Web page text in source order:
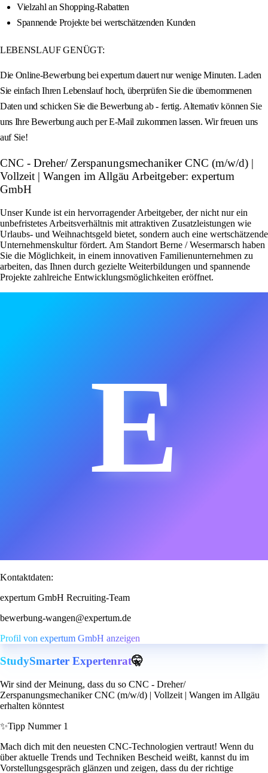
Vielzahl an Shopping-Rabatten
Spannende Projekte bei wertschätzenden Kunden
LEBENSLAUF GENÜGT:
Die Online-Bewerbung bei expertum dauert nur wenige Minuten. Laden
Sie einfach Ihren Lebenslauf hoch, überprüfen Sie die übernommenen
Daten und schicken Sie die Bewerbung ab - fertig. Alternativ können Sie
uns Ihre Bewerbung auch per E-Mail zukommen lassen. Wir freuen uns
auf Sie!
CNC - Dreher/ Zerspanungsmechaniker CNC (m/w/d) |
Vollzeit | Wangen im Allgäu Arbeitgeber: expertum
GmbH
Unser Kunde ist ein hervorragender Arbeitgeber, der nicht nur ein
unbefristetes Arbeitsverhältnis mit attraktiven Zusatzleistungen wie
Urlaubs- und Weihnachtsgeld bietet, sondern auch eine wertschätzende
Unternehmenskultur fördert. Am Standort Berne / Wesermarsch haben
Sie die Möglichkeit, in einem innovativen Familienunternehmen zu
arbeiten, das Ihnen durch gezielte Weiterbildungen und spannende
Projekte zahlreiche Entwicklungsmöglichkeiten eröffnet.
E
Kontaktdaten:
expertum GmbH Recruiting-Team
bewerbung-wangen@expertum.de
Profil von expertum GmbH anzeigen
StudySmarter Expertenrat🤫
Wir sind der Meinung, dass du so CNC - Dreher/
Zerspanungsmechaniker CNC (m/w/d) | Vollzeit | Wangen im Allgäu
erhalten könntest
✨Tipp Nummer 1
Mach dich mit den neuesten CNC-Technologien vertraut! Wenn du
über aktuelle Trends und Techniken Bescheid weißt, kannst du im
Vorstellungsgespräch glänzen und zeigen, dass du der richtige